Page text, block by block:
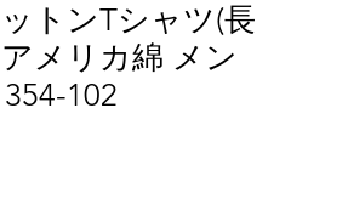
トンTシャツ(長
メリカ綿 メン
102